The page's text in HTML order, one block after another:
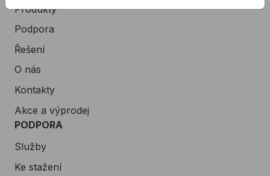
Produkty
Podpora
Řešení
O nás
Kontakty
Akce a výprodej
PODPORA
Služby
Ke stažení